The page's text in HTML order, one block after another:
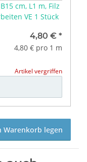
cm, L1 m, Filz
VE 1 Stück
4,80 € *
4,80 € pro 1 m
Artikel vergriffen
Warenkorb legen